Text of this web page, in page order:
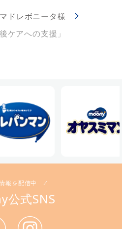
ドレボニータ様
ケアへの支援」
報を配信中
公式SNS